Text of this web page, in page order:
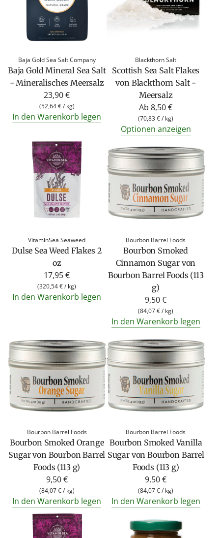
Baja Gold Sea Salt Company
Baja Gold Mineral Sea Salt
- Mineralisches Meersalz
23,90 €
(52,64 €/ kg)
In den Warenkorb legen
Blackthorn Salt
Scottish Sea Salt Flakes
von Blackthorn Salt -
Meersalz
Ab 8,50 €
(70,83 €/ kg)
Optionen anzeigen
VitaminSea Seaweed
Dulse Sea Weed Flakes 2
oz
17,95 €
(320,54 €/ kg)
In den Warenkorb legen
Bourbon Barrel Foods
Bourbon Smoked
Cinnamon Sugar von
Bourbon Barrel Foods (113
g)
9,50 €
(84,07 €/ kg)
In den Warenkorb legen
Bourbon Barrel Foods
Bourbon Smoked Orange
Sugar von Bourbon Barrel
Foods (113 g)
9,50 €
(84,07 €/ kg)
In den Warenkorb legen
Bourbon Barrel Foods
Bourbon Smoked Vanilla
Sugar von Bourbon Barrel
Foods (113 g)
9,50 €
(84,07 €/ kg)
In den Warenkorb legen